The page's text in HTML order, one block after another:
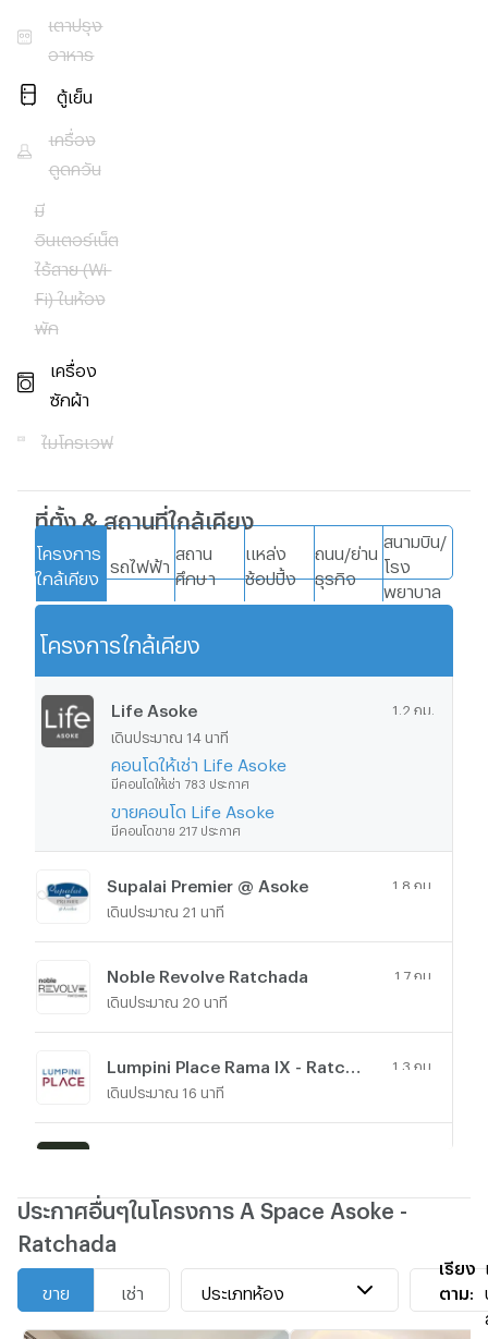
ล่วงหน้า
รับขายฝาก
อสังหาริมทรัพย์
และปริมณฑล
เตาปรุง
อาหาร
ตู้เย็น
เครื่อง
ดูดควัน
มี
อินเตอร์เน็ต
ไร้สาย (Wi-
Fi) ในห้อง
พัก
เครื่อง
ซักผ้า
ไมโครเวฟ
ที่ตั้ง & สถานที่ใกล้เคียง
โครงการ
ใกล้เคียง
รถไฟฟ้า
สถาน
ศึกษา
แหล่ง
ช้อปปิ้ง
ถนน/ย่าน
ธุรกิจ
สนามบิน/
โรง
พยาบาล
โครงการใกล้เคียง
Life Asoke 1.2 กม.
เดินประมาณ 14 นาที
คอนโดให้เช่า Life Asoke
มีคอนโดให้เช่า 783 ประกาศ
ขายคอนโด Life Asoke
มีคอนโดขาย 217 ประกาศ
Supalai Premier @ Asoke 1.8 กม.
เดินประมาณ 21 นาที
Noble Revolve Ratchada 1.7 กม.
เดินประมาณ 20 นาที
1.3 กม.
เดินประมาณ 16 นาที
เดินประมาณ 15 นาที
ตำแหน่งประกาศที่คุณดูปัจจุบัน
ประกาศอื่นๆในโครงการ A Space Asoke -
Ratchada
ขาย เช่า ประเภทห้อง
เรียง
ตาม: